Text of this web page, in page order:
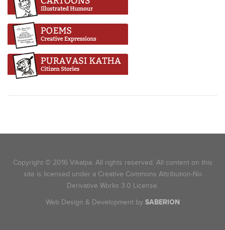
Copyright © 2016 Vikalpa. All rights reserved. All content on this
site is licensed under a Creative Commons Attribution-No
Derivative Works 3.0 License.
Web Design & Development by SABERION